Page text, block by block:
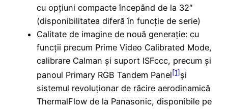
cu opțiuni compacte începând de la 32″
(disponibilitatea diferă în funcție de serie)
Calitate de imagine de nouă generație: cu
funcții precum Prime Video Calibrated Mode,
calibrare Calman și suport ISFccc, precum și
panoul Primary RGB Tandem Panel[1]și
sistemul revoluționar de răcire aerodinamică
ThermalFlow de la Panasonic, disponibile pe